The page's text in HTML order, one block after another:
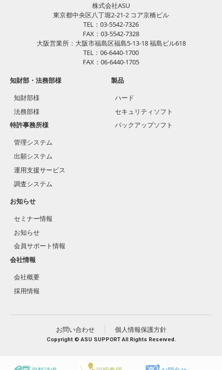
株式会社ASU
東京都中央区八丁堀2-21-2 コア京橋ビル
TEL：03-5542-7326
FAX：03-5542-7328
大阪営業所：大阪市福島区福島5-13-18 福島ビル618
TEL：06-6440-1700
FAX：06-6440-1705
知財部・法務部様
知財部様
法務部様
特許事務所様
管理システム
出願システム
運用支援サービス
調査システム
製品
ハード
セキュリティソフト
バックアップソフト
お知らせ
セミナー情報
お知らせ
会員サポート情報
会社情報
会社概要
採用情報
お問い合わせ 個人情報保護方針
Copyright © ASU SUPPORT All Rights Reserved.